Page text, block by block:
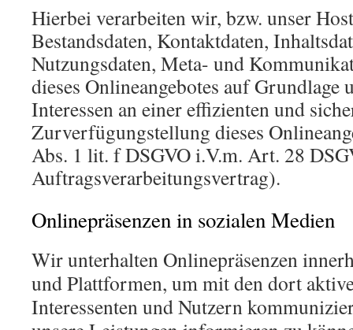
Hierbei verarbeiten wir, bzw. unser
Bestandsdaten, Kontaktdaten,
Nutzungsdaten, Meta- und
dieses Onlineangebotes auf Grundlage
Interessen an einer effizienten und
Zurverfügungstellung dieses
Abs. 1 lit. f DSGVO i.V.m. Art. 28
Auftragsverarbeitungsvertrag).
Onlinepräsenzen in sozialen Medien
Wir unterhalten Onlinepräsenzen
und Plattformen, um mit den dort
Interessenten und Nutzern